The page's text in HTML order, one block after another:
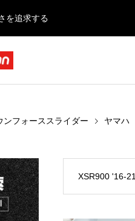
を追求する
ンフォーススライダー ヤマハ
XSR900 '16-21